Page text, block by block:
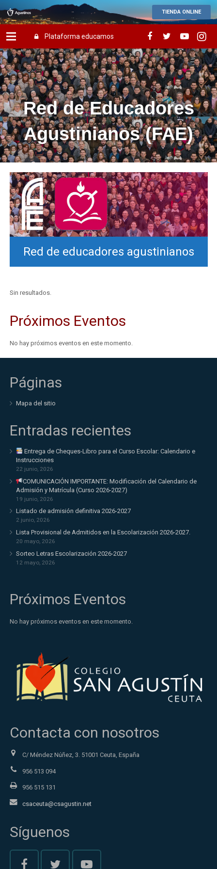
TIENDA ONLINE
Plataforma educamos
Red de Educadores
Agustinianos (FAE)
Red de educadores agustinianos
Sin resultados.
Próximos Eventos
No hay próximos eventos en este momento.
Páginas
Mapa del sitio
Entradas recientes
Entrega de Cheques-Libro para el Curso Escolar: Calendario e
Instrucciones
22 junio, 2026
COMUNICACIÓN IMPORTANTE: Modificación del Calendario de
Admisión y Matrícula (Curso 2026-2027)
19 junio, 2026
Listado de admisión definitiva 2026-2027
2 junio, 2026
Lista Provisional de Admitidos en la Escolarización 2026-2027.
20 mayo, 2026
Sorteo Letras Escolarización 2026-2027
12 mayo, 2026
Próximos Eventos
No hay próximos eventos en este momento.
Contacta con nosotros
C/ Méndez Núñez, 3. 51001 Ceuta, España
956 513 094
956 515 131
csaceuta@csagustin.net
Síguenos